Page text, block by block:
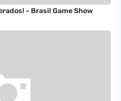
- Brasil Game Show